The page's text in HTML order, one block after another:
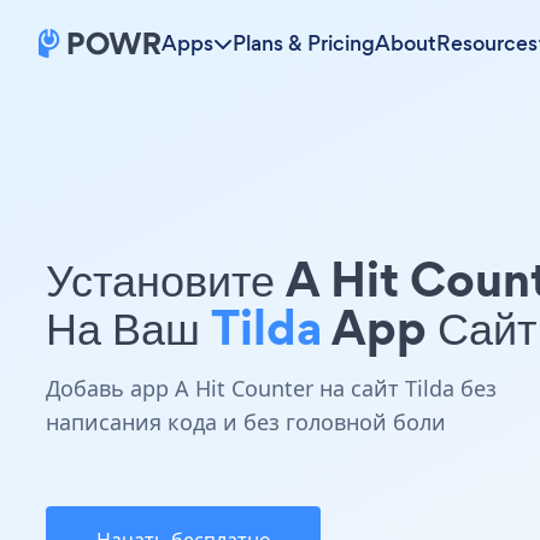
Apps Plans & PricingAboutResources
Установите A Hit
На ВашTildaApp Сайт
Добавь app A Hit Counter на сайт Tilda без
написания кода и без головной боли